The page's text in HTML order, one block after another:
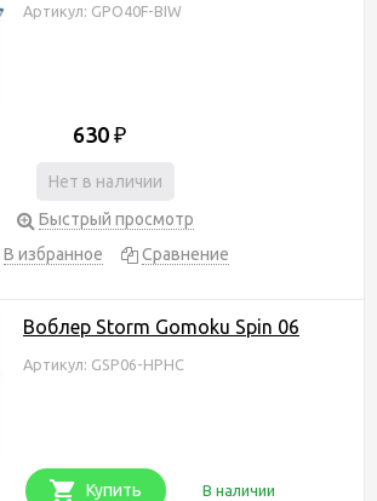
Артикул: GPO40F-BIW
630 ₽
Нет в наличии
Быстрый просмотр
В избранное
Сравнение
Воблер Storm Gomoku Spin 06
Артикул: GSP06-HPHC
Купить В наличии